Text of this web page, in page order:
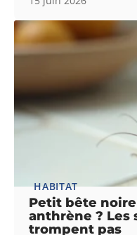
HABITAT
Petit bête
anthrène ? Les
trompent pas